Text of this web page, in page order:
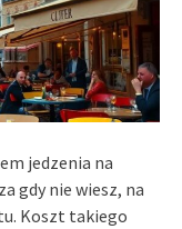
jedzenia na
gdy nie wiesz, na
Koszt takiego